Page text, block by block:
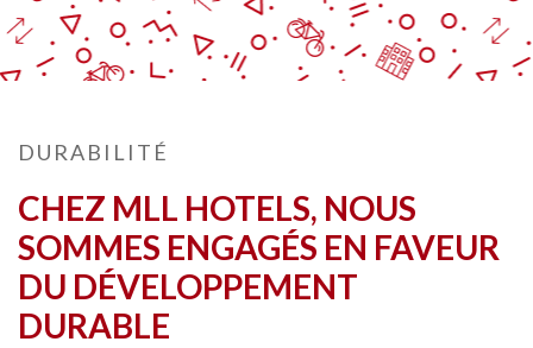
DURABILITÉ
CHEZ MLL HOTELS, NOUS
SOMMES ENGAGÉS EN FAVEUR
DU DÉVELOPPEMENT
DURABLE